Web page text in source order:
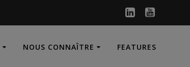
NOUS CONNAÎTRE FEATURES